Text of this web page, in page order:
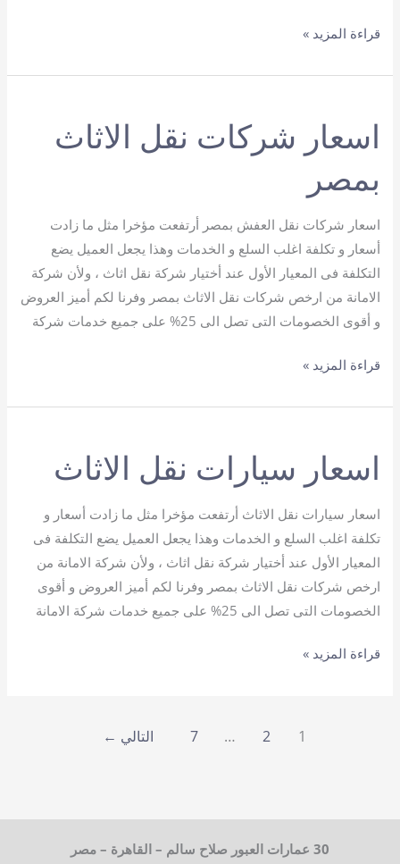
افضل
نقل
قراءة المزيد »
اسعار شركات نقل الاثاث
بمصر
اسعار شركات نقل العفش بمصر أرتفعت مؤخرا مثل ما زادت
أسعار و تكلفة اغلب السلع و الخدمات وهذا يجعل العميل يضع
التكلفة فى المعيار الأول عند أختيار شركة نقل اثاث ، ولأن شركة
الامانة من ارخص شركات نقل الاثاث بمصر وفرنا لكم أميز العروض
و أقوى الخصومات التى تصل الى 25% على جميع خدمات شركة
اسعار
نقل
بمصر
قراءة المزيد »
اسعار سيارات نقل الاثاث
اسعار سيارات نقل الاثاث أرتفعت مؤخرا مثل ما زادت أسعار و
تكلفة اغلب السلع و الخدمات وهذا يجعل العميل يضع التكلفة فى
المعيار الأول عند أختيار شركة نقل اثاث ، ولأن شركة الامانة من
ارخص شركات نقل الاثاث بمصر وفرنا لكم أميز العروض و أقوى
الخصومات التى تصل الى 25% على جميع خدمات شركة الامانة
اسعار
قراءة المزيد »
1
2
…
7 التالي ←
30 عمارات العبور صلاح سالم – القاهرة – مصر